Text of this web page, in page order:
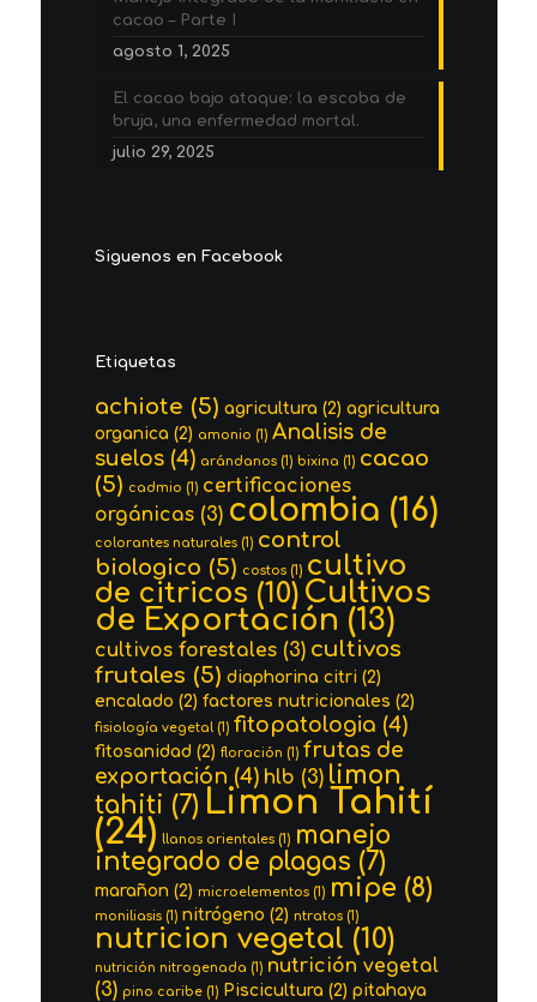
cacao – Parte I
agosto 1, 2025
El cacao bajo ataque: la escoba de
bruja, una enfermedad mortal.
julio 29, 2025
Siguenos en Facebook
Etiquetas
achiote (5) agricultura (2) agricultura
organica (2) amonio (1) Analisis de
suelos(4) arándanos(1) bixina (1) cacao
(5) cadmio (1) certificaciones
orgánicas(3) colombia (16)
colorantes naturales(1) control
biologico (5) costos(1) cultivo
de citricos (10) Cultivos
de Exportación (13)
cultivos forestales(3) cultivos
frutales (5) diaphorina citri (2)
encalado (2) factores nutricionales (2)
fisiología vegetal (1) fitopatologia (4)
fitosanidad (2) floración (1) frutas de
exportación (4) hlb (3) limon
tahiti (7) Limon Tahití
(24) llanos orientales(1) manejo
integrado de plagas (7)
marañon (2) microelementos(1) mipe (8)
moniliasis(1) nitrógeno (2) ntratos(1)
nutricion vegetal (10)
nutrición nitrogenada (1) nutrición vegetal
(3) pino caribe(1) Piscicultura (2) pitahaya